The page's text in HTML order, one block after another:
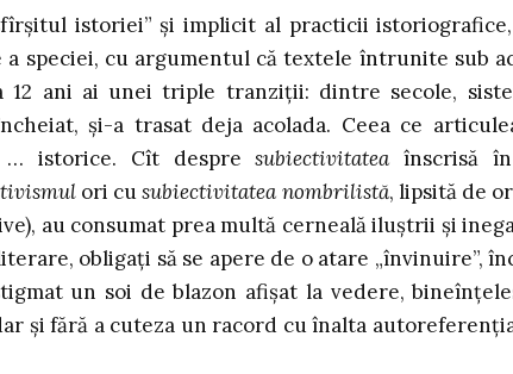
istoriei” şi implicit al practicii
speciei, cu argumentul că textele întrunite sub
ani ai unei triple tranziţii: dintre secole,
şi-a trasat deja acolada. Ceea ce
… istorice. Cît despresubiectivitateaînscrisă
ori cusubiectivitatea nombrilistă, lipsită de
au consumat prea multă cerneală iluştrii şi
obligaţi să se apere de o atare „învinuire”,
un soi de blazon afişat la vedere,
şi fără a cuteza un racord cu înalta